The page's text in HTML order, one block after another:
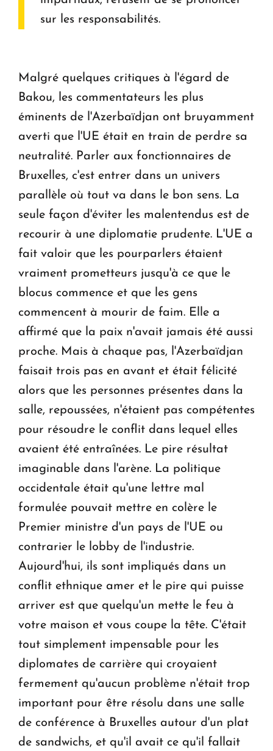
sur les responsabilités.
Malgré quelques critiques à l'égard de
Bakou, les commentateurs les plus
éminents de l'Azerbaïdjan ont bruyamment
averti que l'UE était en train de perdre sa
neutralité. Parler aux fonctionnaires de
Bruxelles, c'est entrer dans un univers
parallèle où tout va dans le bon sens. La
seule façon d'éviter les malentendus est de
recourir à une diplomatie prudente. L'UE a
fait valoir que les pourparlers étaient
vraiment prometteurs jusqu'à ce que le
blocus commence et que les gens
commencent à mourir de faim. Elle a
affirmé que la paix n'avait jamais été aussi
proche. Mais à chaque pas, l'Azerbaïdjan
faisait trois pas en avant et était félicité
alors que les personnes présentes dans la
salle, repoussées, n'étaient pas compétentes
pour résoudre le conflit dans lequel elles
avaient été entraînées. Le pire résultat
imaginable dans l'arène. La politique
occidentale était qu'une lettre mal
formulée pouvait mettre en colère le
Premier ministre d'un pays de l'UE ou
contrarier le lobby de l'industrie.
Aujourd'hui, ils sont impliqués dans un
conflit ethnique amer et le pire qui puisse
arriver est que quelqu'un mette le feu à
votre maison et vous coupe la tête. C'était
tout simplement impensable pour les
diplomates de carrière qui croyaient
fermement qu'aucun problème n'était trop
important pour être résolu dans une salle
de conférence à Bruxelles autour d'un plat
de sandwichs, et qu'il avait ce qu'il fallait